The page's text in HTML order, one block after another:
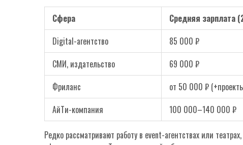
Сфера Средняя зарплата
Digital-агентство
85 000 ₽
СМИ, издательство
69 000 ₽
Фриланс
от 50 000 ₽
АйТи-компания
100 000–140 000 ₽
Редко рассматривают работу в event-агентствах или